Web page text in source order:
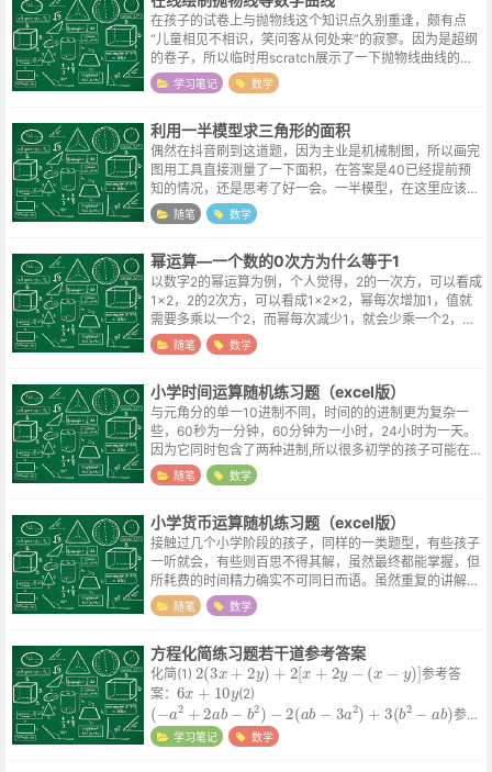
在孩子的试卷上与抛物线这个知识点久别重逢，颇有点
“儿童相见不相识，笑问客从何处来”的寂寥。因为是超纲
的卷子，所以临时用scratch展示了一下抛物线曲线的生
成，但效果不是特别理想。第二天（也就是现在）在网上
尝试搜索了一下在线绘制的工具...
学习笔记 数学
利用一半模型求三角形的面积
偶然在抖音刷到这道题，因为主业是机械制图，所以画完
图用工具直接测量了一下面积，在答案是40已经提前预
知的情况，还是思考了好一会。一半模型，在这里应该是
指长方形连接对角形成的三角形，其面积为长方形面积的
一半，做了两条辅助线之后，答案就呼...
随笔 数学
幂运算—一个数的0次方为什么等于1
以数字2的幂运算为例，个人觉得，2的一次方，可以看成
1x2，2的2次方，可以看成1x2x2，幂每次增加1，值就
需要多乘以一个2，而幂每次减少1，就会少乘一个2，而
从2次方到1次方的值，是从1x2x2变成了1x2，也可以理
解成除以2。到...
随笔 数学
小学时间运算随机练习题（excel版）
与元角分的单一10进制不同，时间的的进制更为复杂一
些，60秒为一分钟，60分钟为一小时，24小时为一天。
因为它同时包含了两种进制,所以很多初学的孩子可能在
时间的计算上会摸不着头脑,简单制做了一份excel练习表
格,点击任意单元格并按回...
随笔 数学
小学货币运算随机练习题（excel版）
接触过几个小学阶段的孩子，同样的一类题型，有些孩子
一听就会，有些则百思不得其解，虽然最终都能掌握，但
所耗费的时间精力确实不可同日而语。虽然重复的讲解让
人烦躁，但仔细想想，成人世界的唯金钱论也好，儿童时
代的唯分数论也好，都是把所有人往一...
随笔 数学
方程化简练习题若干道参考答案
化简(1) 2(3x+2y)+ 2 [x+2y−(x−y
参考答
案： 6x +10y (2)
(−a 2+ 2a b−b2)− a b − 2 + b2−a
参考
答案：\( 5a^2-3ab+2b^2...
学习笔记 数学